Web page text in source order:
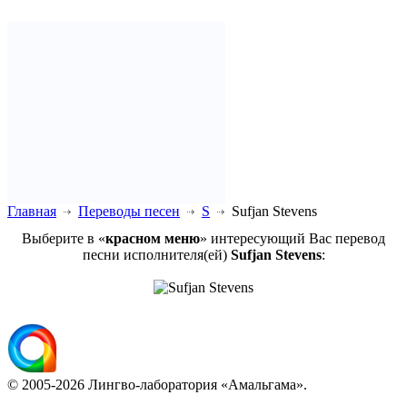
Главная Переводы песен S
Sufjan Stevens
Выберите в «красном меню» интересующий Вас перевод
песни исполнителя(ей) Sufjan Stevens:
© 2005-2026 Лингво-лаборатория «Амальгама».